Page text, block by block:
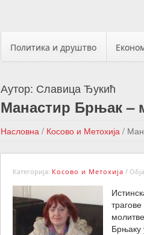
Политика и друштво
Аутор: Славица Ђукић
Манастир Брњак –
Насловна / Косово и Метохија /
Категорија: Косово и Метохија /
Брњаку